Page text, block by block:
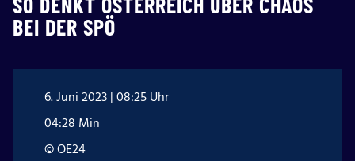
BEI DER SPÖ
6. Juni 2023 | 08:25 Uhr
04:28 Min
© OE24